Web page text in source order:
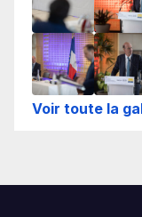
Voir toute la